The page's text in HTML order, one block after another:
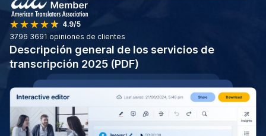
4.9/5
3796 3691 opiniones de clientes
Descripción general de los servicios de
transcripción 2025 (PDF)